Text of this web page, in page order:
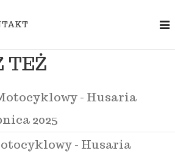
TEŻ
- Husaria
2025
- Husaria